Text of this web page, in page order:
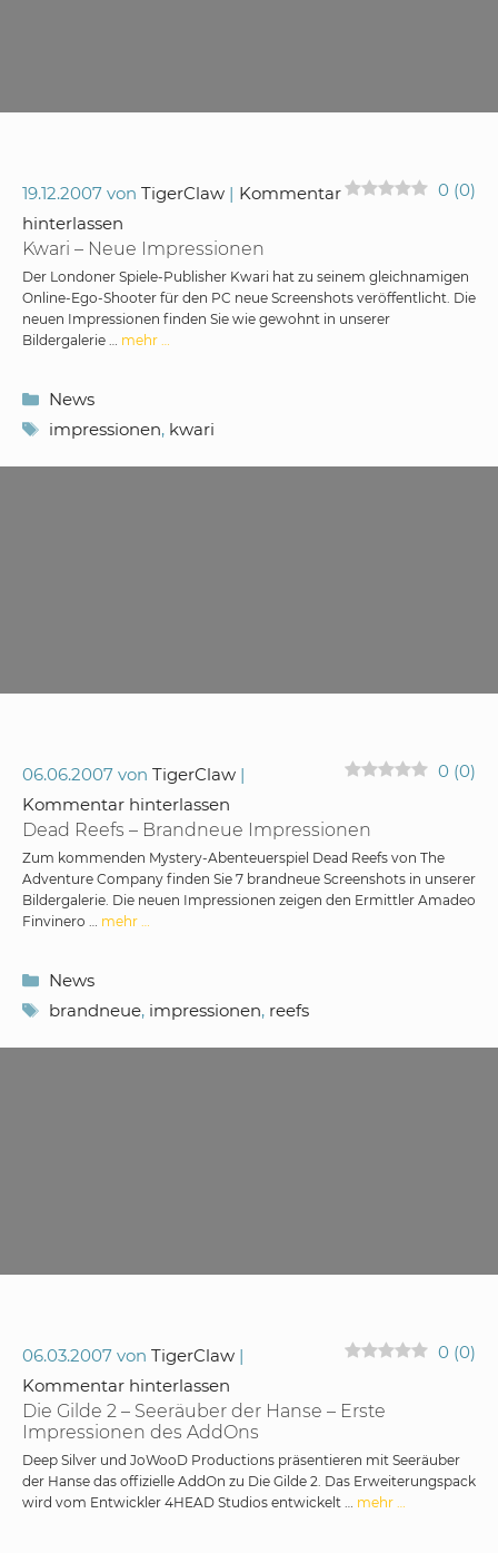
Kwari – Neue Impressionen
19.12.2007 von TigerClaw 0 (0)
Kommentar
hinterlassen
Der Londoner Spiele-Publisher Kwari hat zu seinem gleichnamigen
Online-Ego-Shooter für den PC neue Screenshots veröffentlicht. Die
neuen Impressionen finden Sie wie gewohnt in unserer
Bildergalerie … mehr …
Kategorien
News
Schlagwörter
impressionen, kwari
Dead Reefs – Brandneue Impressionen
06.06.2007 von TigerClaw 0 (0)
Kommentar hinterlassen
Zum kommenden Mystery-Abenteuerspiel Dead Reefs von The
Adventure Company finden Sie 7 brandneue Screenshots in unserer
Bildergalerie. Die neuen Impressionen zeigen den Ermittler Amadeo
Finvinero … mehr …
Kategorien
News
Schlagwörter
brandneue, impressionen, reefs
Die Gilde 2 – Seeräuber der Hanse – Erste
Impressionen des AddOns
06.03.2007 von TigerClaw 0 (0)
Kommentar hinterlassen
Deep Silver und JoWooD Productions präsentieren mit Seeräuber
der Hanse das offizielle AddOn zu Die Gilde 2. Das Erweiterungspack
wird vom Entwickler 4HEAD Studios entwickelt … mehr …